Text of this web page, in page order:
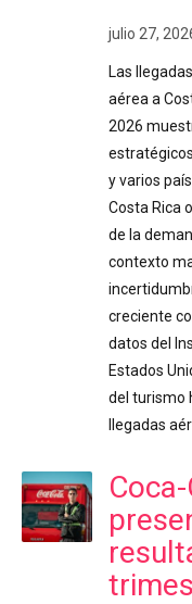
julio 27,
Las
aérea a
2026
y varios
Costa Rica
de la
contexto
creciente
datos del
Estados
del turismo
llegadas